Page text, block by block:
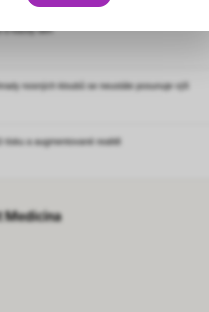
a každý deň
nosných kloubů se neustále posunuje výš
tisku a augmentované realitě
Medicína